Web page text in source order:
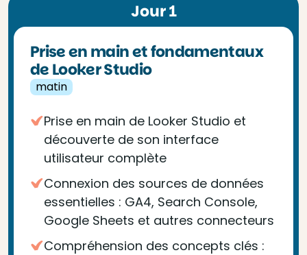
Jour 1
Prise en main et fondamentaux
de Looker Studio
matin
Prise en main de Looker Studio et
découverte de son interface
utilisateur complète
Connexion des sources de données
essentielles : GA4, Search Console,
Google Sheets et autres connecteurs
Compréhension des concepts clés :